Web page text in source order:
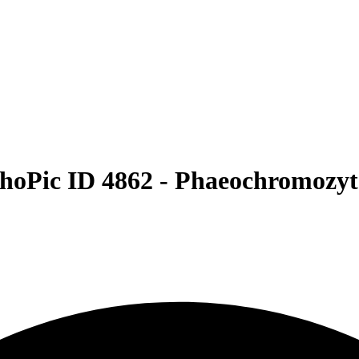
ID 4862 -